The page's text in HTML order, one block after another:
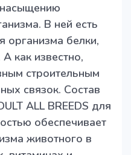
насыщению
В ней есть
организма белки,
А как известно,
строительным
связок. Состав
ALL BREEDS для
обеспечивает
животного в